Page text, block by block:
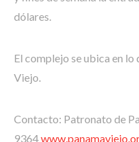
dólares.
El complejo se ubica en lo
Viejo.
Contacto: Patronato de
9364